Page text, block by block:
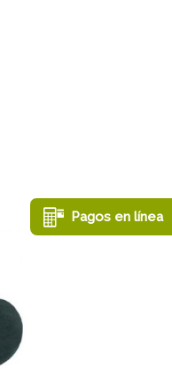
Pagos en línea